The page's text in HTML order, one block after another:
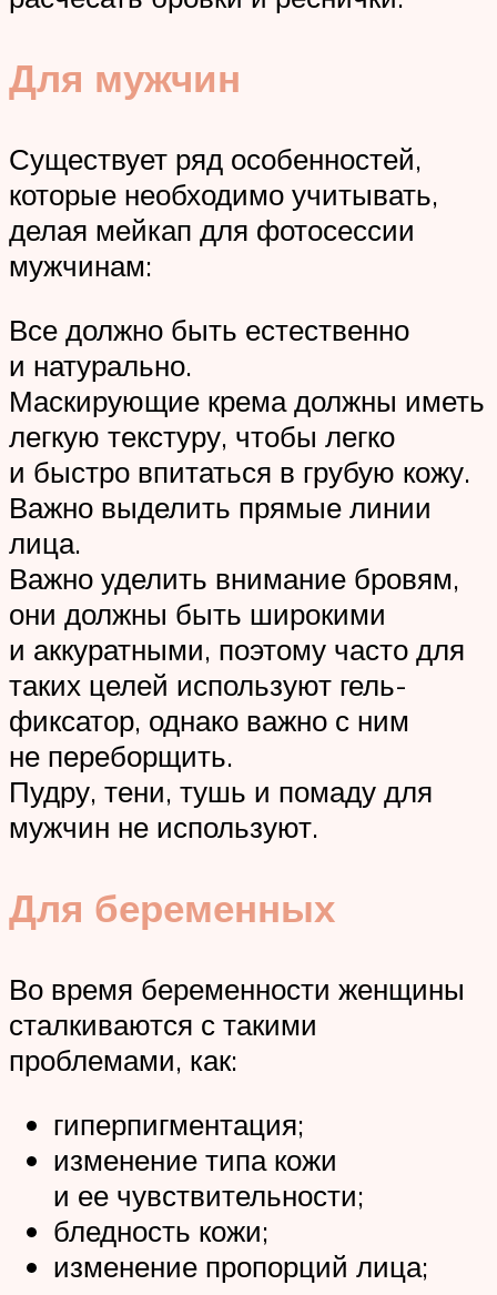
Для мужчин
Существует ряд особенностей,
которые необходимо учитывать,
делая мейкап для фотосессии
мужчинам:
Все должно быть естественно
и натурально.
Маскирующие крема должны иметь
легкую текстуру, чтобы легко
и быстро впитаться в грубую кожу.
Важно выделить прямые линии
лица.
Важно уделить внимание бровям,
они должны быть широкими
и аккуратными, поэтому часто для
таких целей используют гель-
фиксатор, однако важно с ним
не переборщить.
Пудру, тени, тушь и помаду для
мужчин не используют.
Для беременных
Во время беременности женщины
сталкиваются с такими
проблемами, как:
гиперпигментация;
изменение типа кожи
и ее чувствительности;
бледность кожи;
изменение пропорций лица;